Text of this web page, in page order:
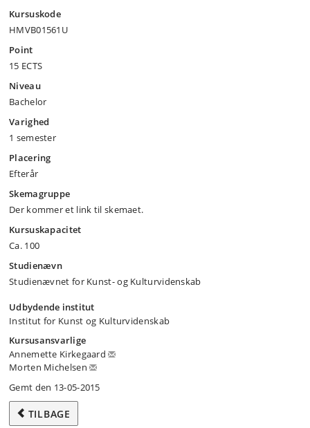
Kursuskode
HMVB01561U
Point
15 ECTS
Niveau
Bachelor
Varighed
1 semester
Placering
Efterår
Skemagruppe
Der kommer et link til skemaet.
Kursuskapacitet
Ca. 100
Studienævn
Studienævnet for Kunst- og Kulturvidenskab
Udbydende institut
Institut for Kunst og Kulturvidenskab
Kursusansvarlige
Annemette Kirkegaard
Morten Michelsen
Gemt den 13-05-2015
TILBAGE